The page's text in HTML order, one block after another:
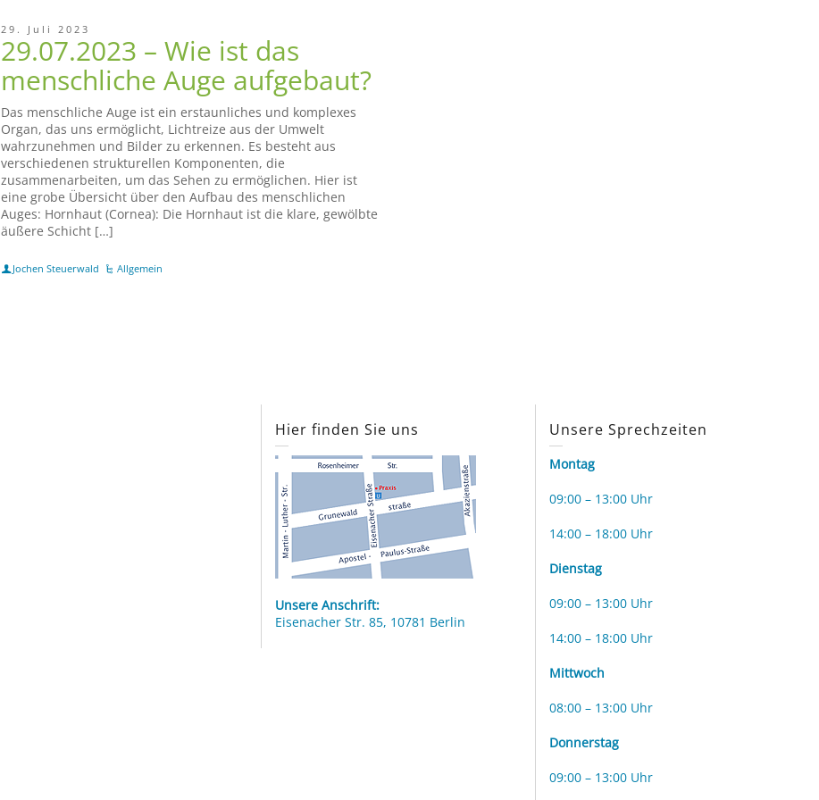
29. Juli 2023
29.07.2023 – Wie ist das
menschliche Auge aufgebaut?
Das menschliche Auge ist ein erstaunliches und komplexes
Organ, das uns ermöglicht, Lichtreize aus der Umwelt
wahrzunehmen und Bilder zu erkennen. Es besteht aus
verschiedenen strukturellen Komponenten, die
zusammenarbeiten, um das Sehen zu ermöglichen. Hier ist
eine grobe Übersicht über den Aufbau des menschlichen
Auges: Hornhaut (Cornea): Die Hornhaut ist die klare, gewölbte
äußere Schicht […]
Jochen Steuerwald Allgemein
Hier finden Sie uns
Unsere Anschrift:
Eisenacher Str. 85, 10781 Berlin
Unsere Sprechzeiten
Montag
09:00 – 13:00 Uhr
14:00 – 18:00 Uhr
Dienstag
09:00 – 13:00 Uhr
14:00 – 18:00 Uhr
Mittwoch
08:00 – 13:00 Uhr
Donnerstag
09:00 – 13:00 Uhr